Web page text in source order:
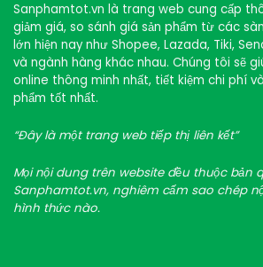
Sanphamtot.vn là trang web cung cấp
giảm giá, so sánh giá sản phẩm từ các
lớn hiện nay như Shopee, Lazada, Tiki,
và ngành hàng khác nhau. Chúng tôi sẽ
online thông minh nhất, tiết kiệm chi phí
phẩm tốt nhất.
“Đây là một trang web tiếp thị liên kết”
Mọi nội dung trên website đều thuộc bản
Sanphamtot.vn, nghiêm cấm sao chép
hình thức nào.